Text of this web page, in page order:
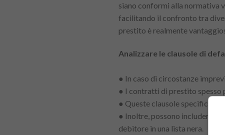
siano conformi alla normativa
facilitando il confronto tra
prestito è realmente
Analizzare le clausole di
● In caso di circostanze
● I contratti di prestito spesso
● Queste clausole specificano
● Inoltre, possono includere
debitore in una lista nera.